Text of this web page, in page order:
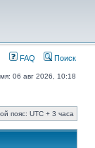
FAQ Поиск
06 авг 2026, 10:18
пояс: UTC + 3 часа